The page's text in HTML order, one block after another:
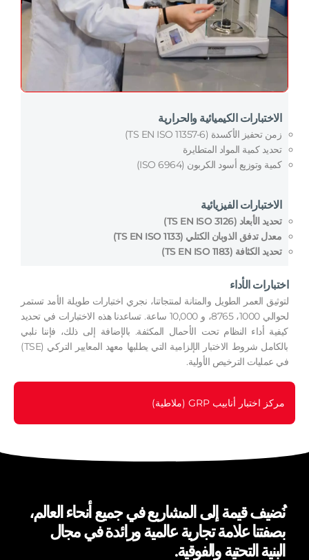
مركز اختبار أنابيب GRP (ملاطية)
الاختبارات الكيميائية والحرارية
زمن تحفيز الأكسدة (TS EN ISO 11357-6)
تحديد كمية المواد المتطايرة
كمية وتوزيع أسود الكربون (ISO 6964)
الاختبارات الفيزيائية
تحديد الأبعاد (TS EN ISO 3126)
معدل تدفق الذوبان الكتلي (TS EN ISO 1133)
تحديد الكثافة (TS EN ISO 1183)
اختبارات الأداء
لتوثيق العمر الطويل والمتانة لمنتجاتنا، نجري اختبارات طويلة الأمد تستمر
لحوالي 1000، 8765، و 10,000 ساعة. تساعدنا هذه الاختبارات في تحديد
كيفية أداء النظام تحت الأحمال المكثفة. بالإضافة إلى ذلك، فإننا نلبي
بالكامل شروط الاختبار الإلزامية التي يطلبها معهد المعايير التركي (TSE)
في عمليات الترخيص الأولية.
نُضيف قيمة إلى المشاريع في جميع أنحاء العالم،
بصفتنا علامة تجارية عالمية ورائدة في مجال
البنية التحتية والفوقية.